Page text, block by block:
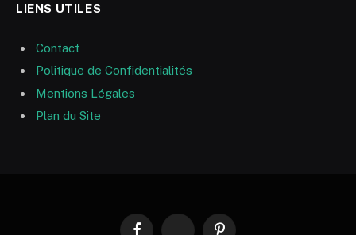
LIENS UTILES
Contact
Politique de Confidentialités
Mentions Légales
Plan du Site